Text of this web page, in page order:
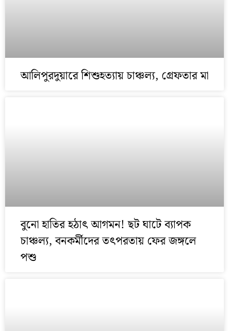
আলিপুরদুয়ারে শিশুহত্যায় চাঞ্চল্য, গ্রেফতার মা
বুনো হাতির হঠাৎ আগমন! ছট ঘাটে ব্যাপক
চাঞ্চল্য, বনকর্মীদের তৎপরতায় ফের জঙ্গলে
পশু